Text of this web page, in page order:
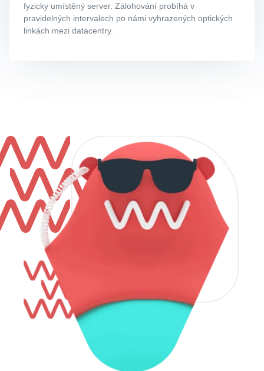
fyzicky umístěný server. Zálohování probíhá v
pravidelných intervalech po námi vyhrazených optických
linkách mezi datacentry.